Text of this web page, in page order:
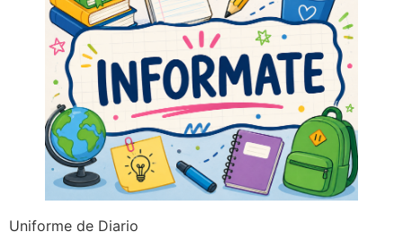
Uniforme de Diario